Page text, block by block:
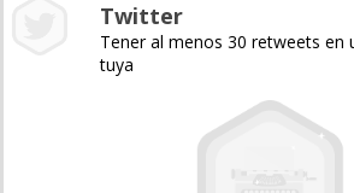
Twitter
Tener al menos 30 retweets en
tuya